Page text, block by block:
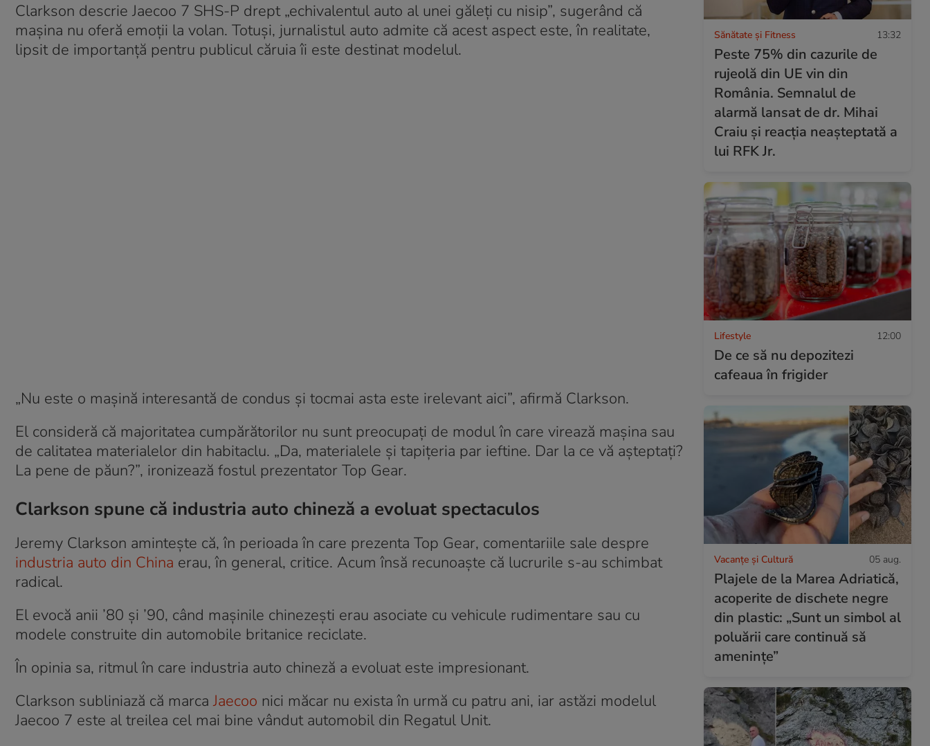
Clarkson descrie Jaecoo 7 SHS-P drept „echivalentul auto al unei găleți cu nisip”, sugerând că
mașina nu oferă emoții la volan. Totuși, jurnalistul auto admite că acest aspect este, în realitate,
lipsit de importanță pentru publicul căruia îi este destinat modelul.
„Nu este o mașină interesantă de condus și tocmai asta este irelevant aici”, afirmă Clarkson.
El consideră că majoritatea cumpărătorilor nu sunt preocupați de modul în care virează mașina sau
de calitatea materialelor din habitaclu. „Da, materialele și tapițeria par ieftine. Dar la ce vă așteptați?
La pene de păun?”, ironizează fostul prezentator Top Gear.
Clarkson spune că industria auto chineză a evoluat spectaculos
Jeremy Clarkson amintește că, în perioada în care prezenta Top Gear, comentariile sale despre
industria auto din China erau, în general, critice. Acum însă recunoaște că lucrurile s-au schimbat
radical.
El evocă anii ’80 și ’90, când mașinile chinezești erau asociate cu vehicule rudimentare sau cu
modele construite din automobile britanice reciclate.
În opinia sa, ritmul în care industria auto chineză a evoluat este impresionant.
Clarkson subliniază că marca Jaecoo nici măcar nu exista în urmă cu patru ani, iar astăzi modelul
Jaecoo 7 este al treilea cel mai bine vândut automobil din Regatul Unit.
Sănătate și Fitness 13:32
Peste 75% din cazurile de
rujeolă din UE vin din
România. Semnalul de
alarmă lansat de dr. Mihai
Craiu și reacția neașteptată a
lui RFK Jr.
Lifestyle 12:00
De ce să nu depozitezi
cafeaua în frigider
Vacanțe și Cultură 05 aug.
Plajele de la Marea Adriatică,
acoperite de dischete negre
din plastic: „Sunt un simbol al
poluării care continuă să
amenințe”